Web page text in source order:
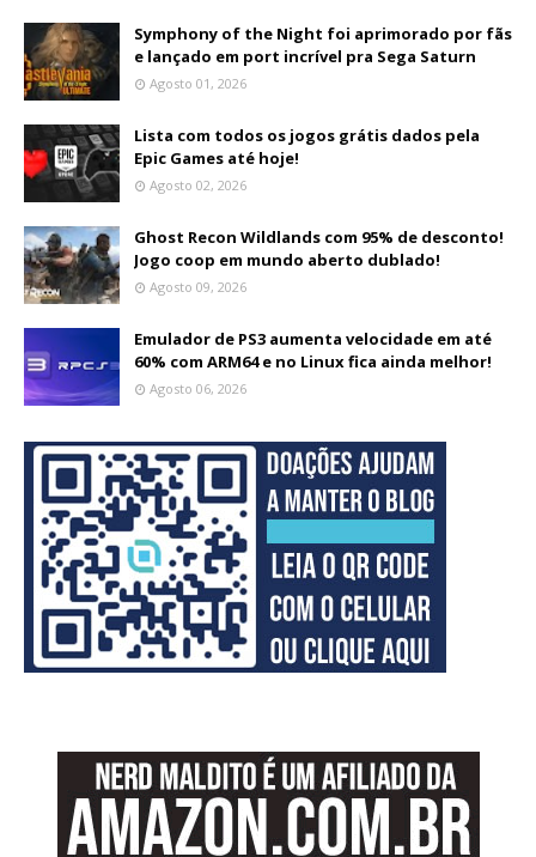
Symphony of the Night foi aprimorado por fãs
e lançado em port incrível pra Sega Saturn
Agosto 01, 2026
Lista com todos os jogos grátis dados pela
Epic Games até hoje!
Agosto 02, 2026
Ghost Recon Wildlands com 95% de desconto!
Jogo coop em mundo aberto dublado!
Agosto 09, 2026
Emulador de PS3 aumenta velocidade em até
60% com ARM64 e no Linux fica ainda melhor!
Agosto 06, 2026